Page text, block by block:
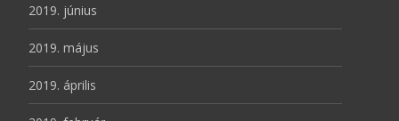
2019. június
2019. május
2019. április